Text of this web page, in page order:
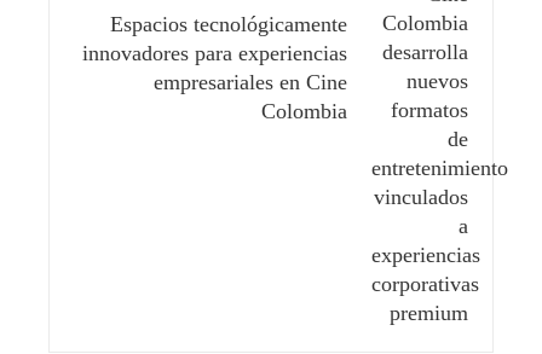
Espacios tecnológicamente
innovadores para experiencias
empresariales en Cine
Colombia